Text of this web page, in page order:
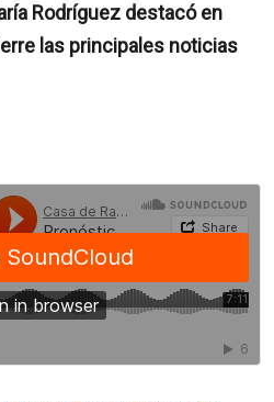
Rodríguez destacó en
las principales noticias